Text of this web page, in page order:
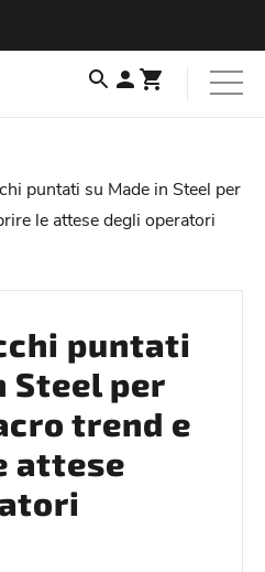
puntati su Made in Steel per
le attese degli operatori
puntati
Steel per
trend e
attese